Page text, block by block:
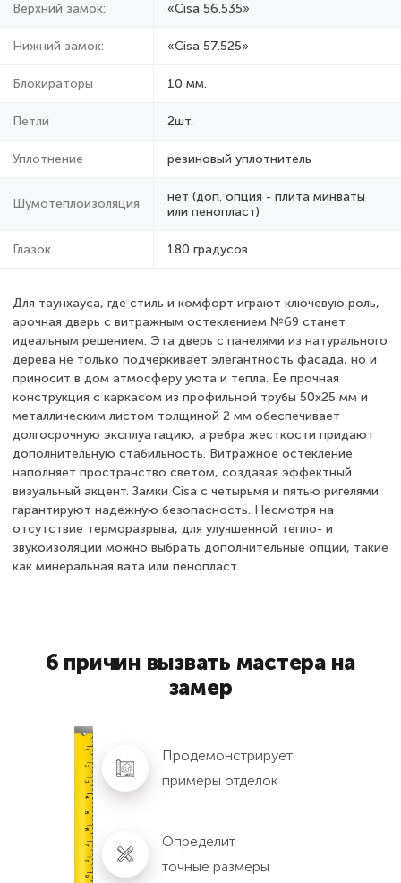
Верхний замок: «Cisa 56.535»
Нижний замок: «Cisa 57.525»
Блокираторы 10 мм.
Петли 2шт.
Уплотнение резиновый уплотнитель
Шумотеплоизоляция
нет (доп. опция - плита минваты
или пенопласт)
Глазок 180 градусов
Для таунхауса, где стиль и комфорт играют ключевую роль,
арочная дверь с витражным остеклением №69 станет
идеальным решением. Эта дверь с панелями из натурального
дерева не только подчеркивает элегантность фасада, но и
приносит в дом атмосферу уюта и тепла. Ее прочная
конструкция с каркасом из профильной трубы 50х25 мм и
металлическим листом толщиной 2 мм обеспечивает
долгосрочную эксплуатацию, а ребра жесткости придают
дополнительную стабильность. Витражное остекление
наполняет пространство светом, создавая эффектный
визуальный акцент. Замки Cisa с четырьмя и пятью ригелями
гарантируют надежную безопасность. Несмотря на
отсутствие терморазрыва, для улучшенной тепло- и
звукоизоляции можно выбрать дополнительные опции, такие
как минеральная вата или пенопласт.
6 причин вызвать мастера на
замер
Продемонстрирует
примеры отделок
Определит
точные размеры